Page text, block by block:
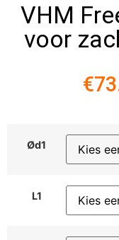
VHM
voor
€
Ød1
L1